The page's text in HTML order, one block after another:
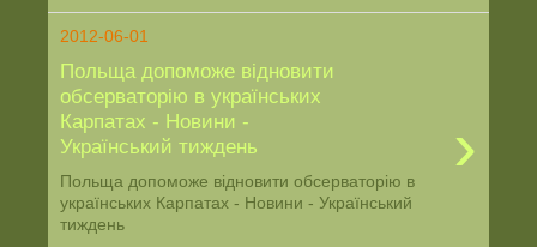
2012-06-01
Польща допоможе відновити
обсерваторію в українських
Карпатах - Новини -
Український тиждень
›
Польща допоможе відновити обсерваторію в
українських Карпатах - Новини - Український
тиждень